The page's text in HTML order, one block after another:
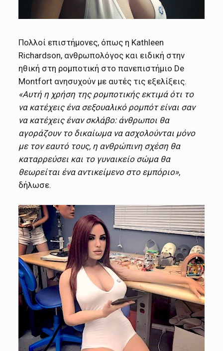
Πολλοί επιστήμονες, όπως η Kathleen
Richardson, ανθρωπολόγος και ειδική στην
ηθική στη ρομποτική στο πανεπιστήμιο De
Montfort ανησυχούν με αυτές τις εξελίξεις.
«Αυτή η χρήση της ρομποτικής εκτιμά ότι το
να κατέχεις ένα σεξουαλικό ρομπότ είναι σαν
να κατέχεις έναν σκλάβο: άνθρωποι θα
αγοράζουν το δικαίωμα να ασχολούνται μόνο
με τον εαυτό τους, η ανθρώπινη σχέση θα
καταρρεύσει και το γυναικείο σώμα θα
θεωρείται ένα αντικείμενο στο εμπόριο»,
δήλωσε.